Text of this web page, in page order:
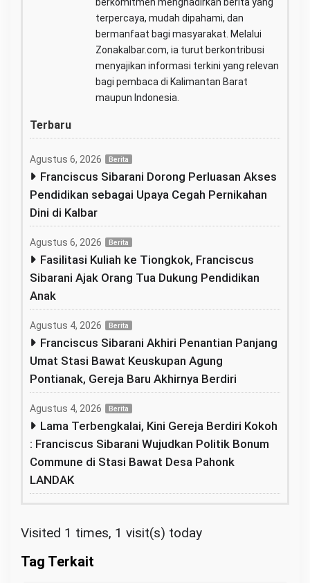
terpercaya, mudah dipahami, dan
bermanfaat bagi masyarakat. Melalui
Zonakalbar.com, ia turut berkontribusi
menyajikan informasi terkini yang relevan
bagi pembaca di Kalimantan Barat
maupun Indonesia.
Terbaru
Agustus 6, 2026 Berita
Franciscus Sibarani Dorong Perluasan Akses
Pendidikan sebagai Upaya Cegah Pernikahan
Dini di Kalbar
Agustus 6, 2026 Berita
Fasilitasi Kuliah ke Tiongkok, Franciscus
Sibarani Ajak Orang Tua Dukung Pendidikan
Anak
Agustus 4, 2026 Berita
Franciscus Sibarani Akhiri Penantian Panjang
Umat Stasi Bawat Keuskupan Agung
Pontianak, Gereja Baru Akhirnya Berdiri
Agustus 4, 2026 Berita
Lama Terbengkalai, Kini Gereja Berdiri Kokoh
: Franciscus Sibarani Wujudkan Politik Bonum
Commune di Stasi Bawat Desa Pahonk
LANDAK
Visited 1 times, 1 visit(s) today